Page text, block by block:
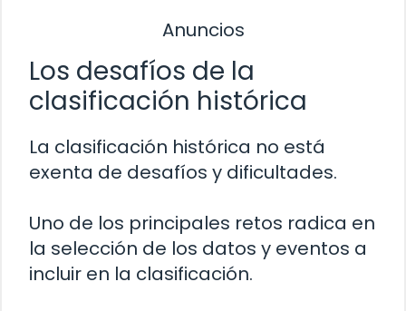
Anuncios
Los desafíos de la
clasificación histórica
La clasificación histórica no está
exenta de desafíos y dificultades.
Uno de los principales retos radica en
la selección de los datos y eventos a
incluir en la clasificación.